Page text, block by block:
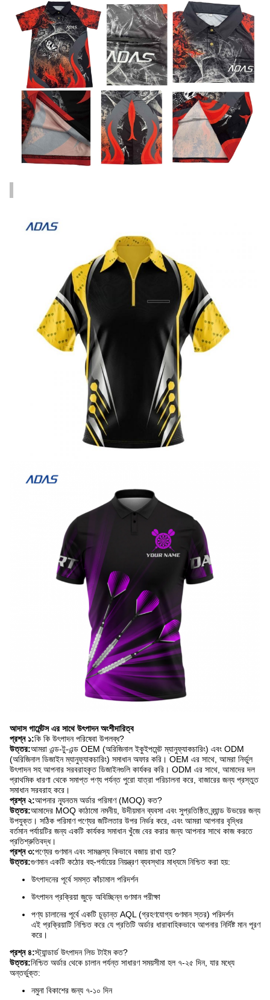
আদাস গার্মেন্টস এর সাথে উৎপাদন অংশীদারিত্ব
প্রশ্ন ১:কি কি উৎপাদন পরিষেবা উপলব্ধ?
উত্তর:আমরা এন্ড-টু-এন্ড OEM (অরিজিনাল ইকুইপমেন্ট ম্যানুফ্যাকচারিং) এবং ODM
(অরিজিনাল ডিজাইন ম্যানুফ্যাকচারিং) সমাধান অফার করি। OEM এর সাথে, আমরা নির্ভুল
উৎপাদন সহ আপনার সরবরাহকৃত ডিজাইনগুলি কার্যকর করি। ODM এর সাথে, আমাদের দল
প্রাথমিক ধারণা থেকে সমাপ্ত পণ্য পর্যন্ত পুরো যাত্রা পরিচালনা করে, বাজারের জন্য প্রস্তুত
সমাধান সরবরাহ করে।
প্রশ্ন ২:আপনার ন্যূনতম অর্ডার পরিমাণ (MOQ) কত?
উত্তর:আমাদের MOQ কাঠামো নমনীয়, উদীয়মান ব্যবসা এবং সুপ্রতিষ্ঠিত ব্র্যান্ড উভয়ের জন্য
উপযুক্ত। সঠিক পরিমাণ পণ্যের জটিলতার উপর নির্ভর করে, এবং আমরা আপনার বৃদ্ধির
বর্তমান পর্যায়টির জন্য একটি কার্যকর সমাধান খুঁজে বের করার জন্য আপনার সাথে কাজ করতে
প্রতিশ্রুতিবদ্ধ।
প্রশ্ন ৩:পণ্যের গুণমান এবং সামঞ্জস্য কিভাবে বজায় রাখা হয়?
উত্তর:গুণমান একটি কঠোর বহু-পর্যায়ের নিয়ন্ত্রণ ব্যবস্থার মাধ্যমে নিশ্চিত করা হয়:
উৎপাদনের পূর্বে সমস্ত কাঁচামাল পরিদর্শন
উৎপাদন প্রক্রিয়া জুড়ে অবিচ্ছিন্ন গুণমান পরীক্ষা
পণ্য চালানের পূর্বে একটি চূড়ান্ত AQL (গ্রহণযোগ্য গুণমান স্তর) পরিদর্শন
এই প্রক্রিয়াটি নিশ্চিত করে যে প্রতিটি অর্ডার ধারাবাহিকভাবে আপনার নির্দিষ্ট মান পূরণ
করে।
প্রশ্ন ৪:স্ট্যান্ডার্ড উৎপাদন লিড টাইম কত?
উত্তর:নিশ্চিত অর্ডার থেকে চালান পর্যন্ত সাধারণ সময়সীমা হল ৭-২৫ দিন, যার মধ্যে
অন্তর্ভুক্ত:
নমুনা বিকাশের জন্য ৭-১০ দিন